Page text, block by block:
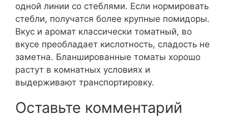
одной линии со стеблями. Если нормировать
стебли, получатся более крупные помидоры.
Вкус и аромат классически томатный, во
вкусе преобладает кислотность, сладость не
заметна. Бланшированные томаты хорошо
растут в комнатных условиях и
выдерживают транспортировку.
Оставьте комментарий